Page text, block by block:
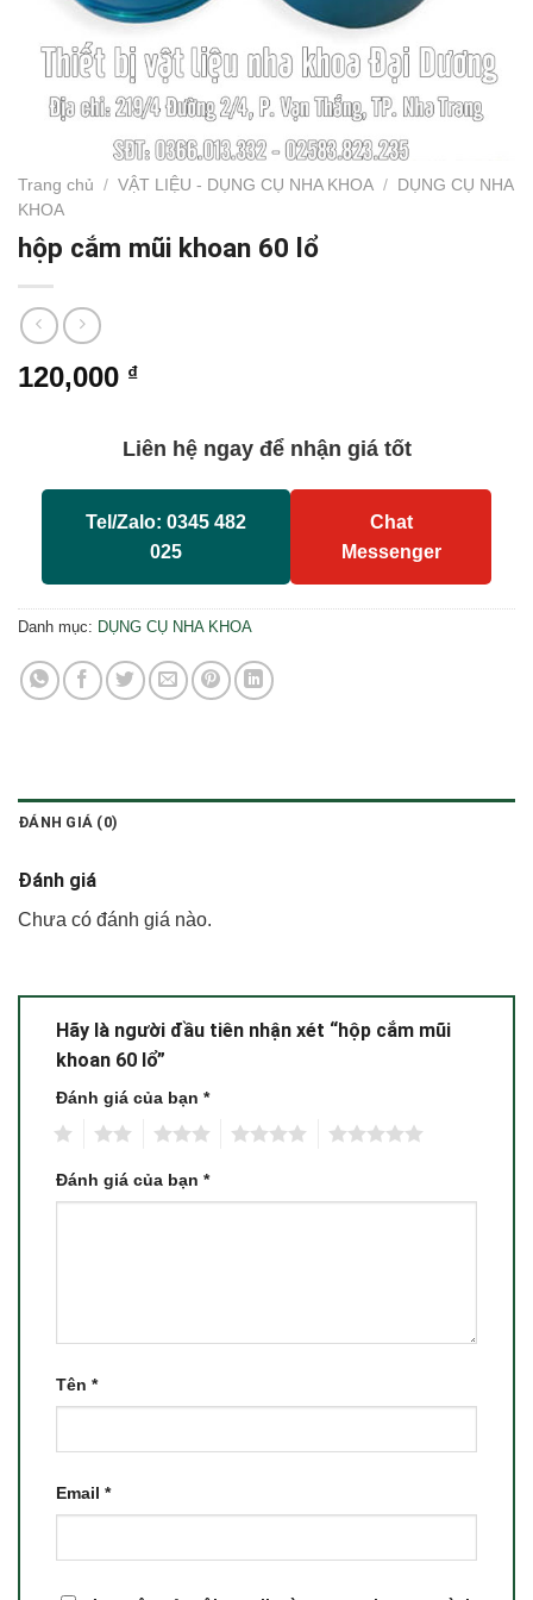
Trang chủ / VẬT LIỆU - DỤNG CỤ NHA KHOA /
DỤNG CỤ NHA
KHOA
hộp cắm mũi khoan 60 lổ
120,000 ₫
Liên hệ ngay để nhận giá tốt
Tel/Zalo: 0345 482
025
Chat
Messenger
Danh mục: DỤNG CỤ NHA KHOA
ĐÁNH GIÁ (0)
Đánh giá
Chưa có đánh giá nào.
Hãy là người đầu tiên nhận xét “hộp cắm mũi
khoan 60 lổ”
Đánh giá của bạn *
Đánh giá của bạn *
Tên *
Email *